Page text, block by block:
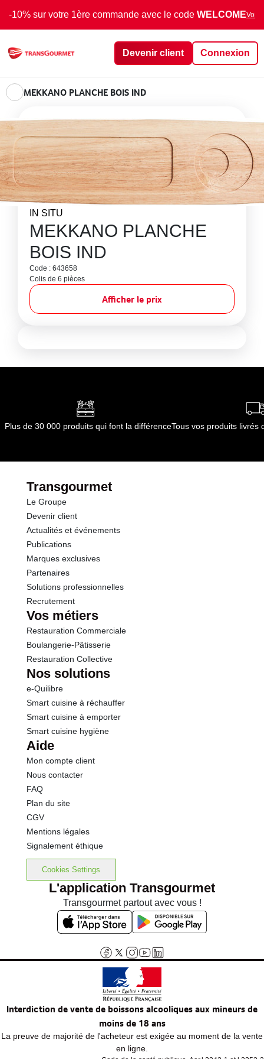
-10% sur votre 1ère commande avec le code WELCOMEVoir
Devenir client Connexion
MEKKANO PLANCHE BOIS IND
IN SITU
MEKKANO PLANCHE
BOIS IND
Code : 643658
Colis de 6 pièces
Afficher le prix
Plus de 30 000 produits qui font la différenceTous vos produits livrés
Transgourmet
Le Groupe
Devenir client
Actualités et événements
Publications
Marques exclusives
Partenaires
Solutions professionnelles
Recrutement
Vos métiers
Restauration Commerciale
Boulangerie-Pâtisserie
Restauration Collective
Nos solutions
e-Quilibre
Smart cuisine à réchauffer
Smart cuisine à emporter
Smart cuisine hygiène
Aide
Mon compte client
Nous contacter
FAQ
Plan du site
CGV
Mentions légales
Signalement éthique
Cookies Settings
L'application Transgourmet
Transgourmet partout avec vous !
Interdiction de vente de boissons alcooliques aux mineurs de
moins de 18 ans
La preuve de majorité de l'acheteur est exigée au moment de la vente
en ligne.